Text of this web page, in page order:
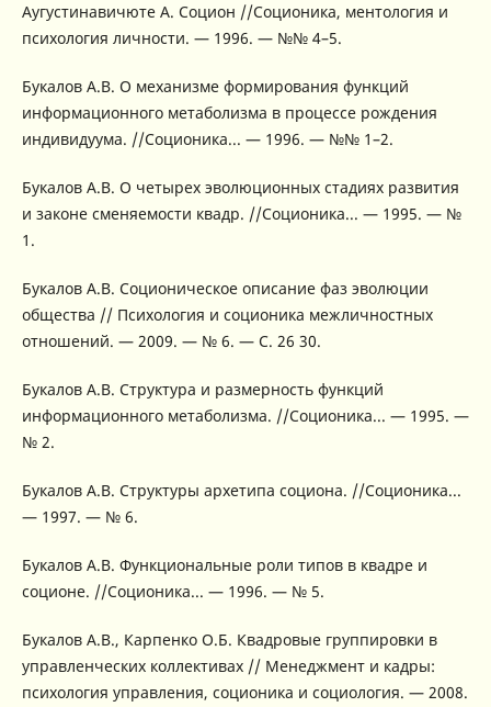
Аугустинавичюте А. Социон //Соционика, ментология и
психология личности. — 1996. — №№ 4–5.
Букалов А.В. О механизме формирования функций
информационного метаболизма в процессе рождения
индивидуума. //Соционика... — 1996. — №№ 1–2.
Букалов А.В. О четырех эволюционных стадиях развития
и законе сменяемости квадр. //Соционика... — 1995. — №
1.
Букалов А.В. Соционическое описание фаз эволюции
общества // Психология и соционика межличностных
отношений. — 2009. — № 6. — С. 26 30.
Букалов А.В. Структура и размерность функций
информационного метаболизма. //Соционика... — 1995. —
№ 2.
Букалов А.В. Структуры архетипа социона. //Соционика...
— 1997. — № 6.
Букалов А.В. Функциональные роли типов в квадре и
соционе. //Соционика... — 1996. — № 5.
Букалов А.В., Карпенко О.Б. Квадровые группировки в
управленческих коллективах // Менеджмент и кадры:
психология управления, соционика и социология. — 2008.